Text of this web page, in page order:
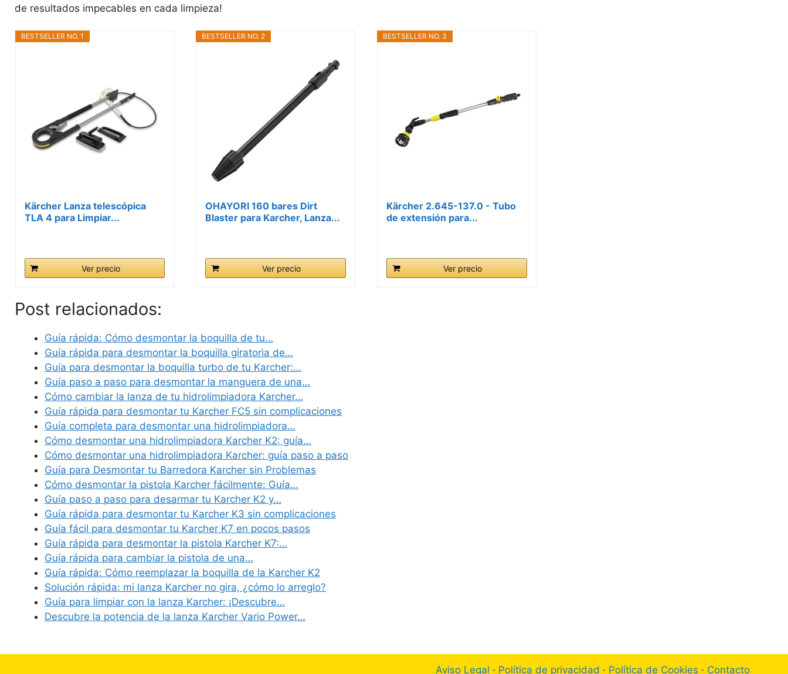
de resultados impecables en cada limpieza!
BESTSELLER NO. 1
Kärcher Lanza telescópica
TLA 4 para Limpiar...
Ver precio
BESTSELLER NO. 2
OHAYORI 160 bares Dirt
Blaster para Karcher, Lanza...
Ver precio
BESTSELLER NO. 3
Kärcher 2.645-137.0 - Tubo
de extensión para...
Ver precio
Post relacionados:
Guía rápida: Cómo desmontar la boquilla de tu…
Guía rápida para desmontar la boquilla giratoria de…
Guía para desmontar la boquilla turbo de tu Karcher:…
Guía paso a paso para desmontar la manguera de una…
Cómo cambiar la lanza de tu hidrolimpiadora Karcher…
Guía rápida para desmontar tu Karcher FC5 sin complicaciones
Guía completa para desmontar una hidrolimpiadora…
Cómo desmontar una hidrolimpiadora Karcher K2: guía…
Cómo desmontar una hidrolimpiadora Karcher: guía paso a paso
Guía para Desmontar tu Barredora Karcher sin Problemas
Cómo desmontar la pistola Karcher fácilmente: Guía…
Guía paso a paso para desarmar tu Karcher K2 y…
Guía rápida para desmontar tu Karcher K3 sin complicaciones
Guía fácil para desmontar tu Karcher K7 en pocos pasos
Guía rápida para desmontar la pistola Karcher K7:…
Guía rápida para cambiar la pistola de una…
Guía rápida: Cómo reemplazar la boquilla de la Karcher K2
Solución rápida: mi lanza Karcher no gira, ¿cómo lo arreglo?
Guía para limpiar con la lanza Karcher: ¡Descubre…
Descubre la potencia de la lanza Karcher Vario Power…
Aviso Legal · Política de privacidad · Política de Cookies · Contacto